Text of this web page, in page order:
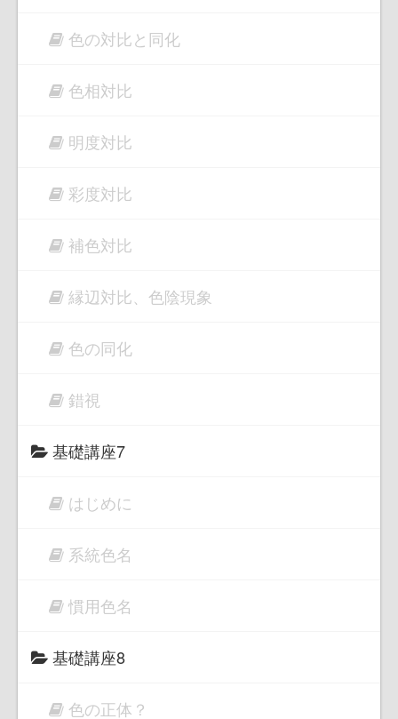
色の対比と同化
色相対比
明度対比
彩度対比
補色対比
縁辺対比、色陰現象
色の同化
錯視
基礎講座7
はじめに
系統色名
慣用色名
基礎講座8
色の正体？